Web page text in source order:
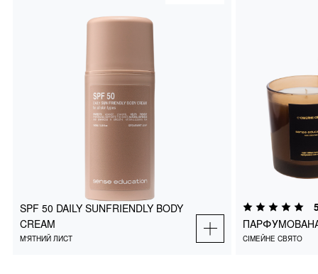
SPF 50 DAILY SUNFRIENDLY BODY
CREAM
М'ЯТНИЙ ЛИСТ
ДОДАТИ В КОШИК
СІМЕЙНЕ СВЯТО
ДОДАТИ